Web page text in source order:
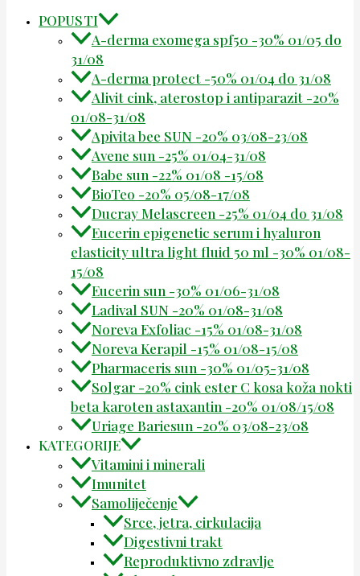
POPUSTI
A-derma exomega spf50 -30% 01/05 do
31/08
A-derma protect -50% 01/04 do 31/08
Alivit cink, aterostop i antiparazit -20%
01/08-31/08
Apivita bee SUN -20% 03/08-23/08
Avene sun -25% 01/04-31/08
Babe sun -22% 01/08 -15/08
BioTeo -20% 05/08-17/08
Ducray Melascreen -25% 01/04 do 31/08
Eucerin epigenetic serum i hyaluron
elasticity ultra light fluid 50 ml -30% 01/08-
15/08
Eucerin sun -30% 01/06-31/08
Ladival SUN -20% 01/08-31/08
Noreva Exfoliac -15% 01/08-31/08
Noreva Kerapil -15% 01/08-15/08
Pharmaceris sun -30% 01/05-31/08
Solgar -20% cink ester C kosa koža nokti
beta karoten astaxantin -20% 01/08/15/08
Uriage Bariesun -20% 03/08-23/08
KATEGORIJE
Vitamini i minerali
Imunitet
Samoliječenje
Srce, jetra, cirkulacija
Digestivni trakt
Reproduktivno zdravlje